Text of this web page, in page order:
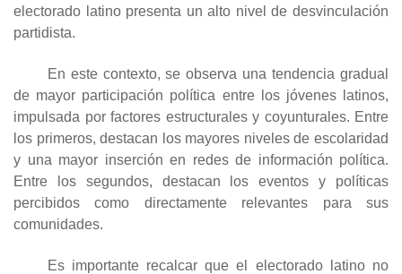
electorado latino presenta un alto nivel de desvinculación
partidista.
En este contexto, se observa una tendencia gradual
de mayor participación política entre los jóvenes latinos,
impulsada por factores estructurales y coyunturales. Entre
los primeros, destacan los mayores niveles de escolaridad
y una mayor inserción en redes de información política.
Entre los segundos, destacan los eventos y políticas
percibidos como directamente relevantes para sus
comunidades.
Es importante recalcar que el electorado latino no